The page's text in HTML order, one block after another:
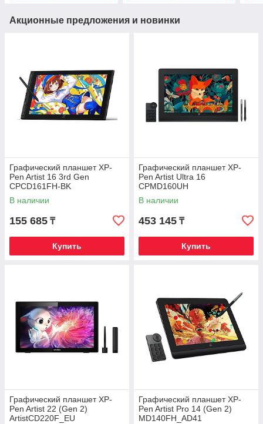
Акционные предложения и новинки
Графический планшет XP-
Pen Artist 16 3rd Gen
CPCD161FH-BK
В наличии
155 685 ₸
Купить
Графический планшет XP-
Pen Artist Ultra 16
CPMD160UH
В наличии
453 145 ₸
Купить
Графический планшет XP-
Pen Artist 22 (Gen 2)
ArtistCD220F_EU
Графический планшет XP-
Pen Artist Pro 14 (Gen 2)
MD140FH_AD41